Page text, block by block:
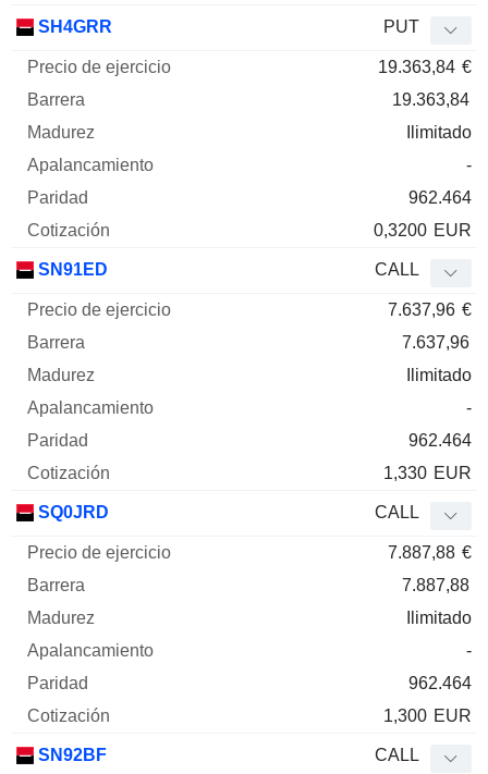
SH4GRR PUT
19.363,84 €
19.363,84
Ilimitado
-
962.464
0,3200 EUR
SN91ED CALL
7.637,96 €
7.637,96
Ilimitado
-
962.464
1,330 EUR
SQ0JRD CALL
7.887,88 €
7.887,88
Ilimitado
-
962.464
1,300 EUR
SN92BF CALL